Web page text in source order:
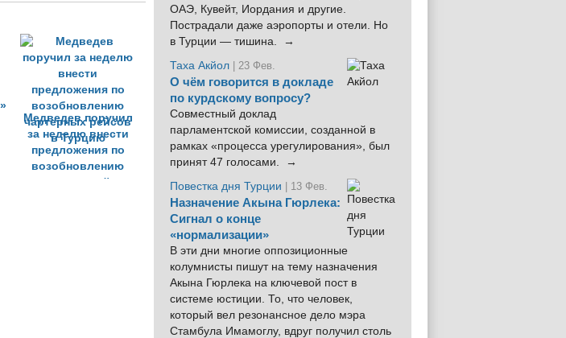
Медведев поручил
за неделю внести
предложения по
возобновлению
чартерных рейсов
ОАЭ, Кувейт, Иордания и другие.
Пострадали даже аэропорты и отели. Но
в Турции — тишина. →
Таха Акйол | 23 Фев.
О чём говорится в докладе
по курдскому вопросу?
Совместный доклад
парламентской комиссии, созданной в
рамках «процесса урегулирования», был
принят 47 голосами. →
Повестка дня Турции
| 13 Фев.
Назначение Акына Гюрлека:
Сигнал о конце
«нормализации»
В эти дни многие оппозиционные
колумнисты пишут на тему назначения
Акына Гюрлека на ключевой пост в
системе юстиции. То, что человек,
который вел резонансное дело мэра
Стамбула Имамоглу, вдруг получил столь